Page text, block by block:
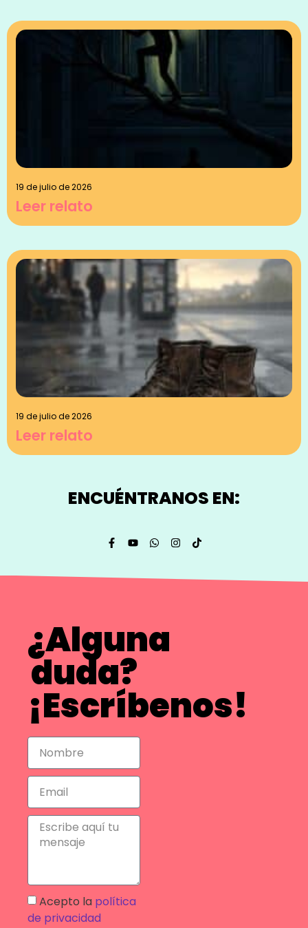
19 de julio de 2026
Leer relato
19 de julio de 2026
Leer relato
ENCUÉNTRANOS EN:
¿Alguna
duda?
¡Escríbenos!
Acepto la política
de privacidad